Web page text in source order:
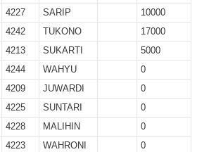
4227 SARIP
10000
4242 TUKONO
17000
4213 SUKARTI
5000
4244 WAHYU
0
4209 JUWARDI
0
4225 SUNTARI
0
4228 MALIHIN
0
4223 WAHRONI
0